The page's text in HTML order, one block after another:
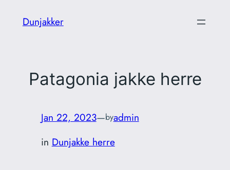
Dunjakker
Patagonia jakke herre
Jan 22, 2023—byadmin
in Dunjakke herre